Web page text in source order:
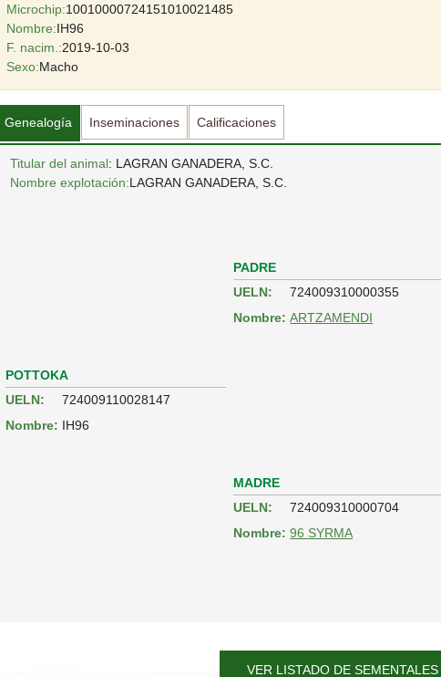
Microchip:10010000724151010021485
Nombre:IH96
F. nacim.:2019-10-03
Sexo:Macho
Genealogía Inseminaciones Calificaciones
Titular del animal: LAGRAN GANADERA, S.C.
Nombre explotación:LAGRAN GANADERA, S.C.
POTTOKA
UELN:
724009110028147
Nombre: IH96
PADRE
UELN:
724009310000355
Nombre: ARTZAMENDI
MADRE
UELN:
724009310000704
Nombre: 96 SYRMA
VER LISTADO DE SEMENTALES